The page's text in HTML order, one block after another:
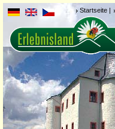
Startseite |